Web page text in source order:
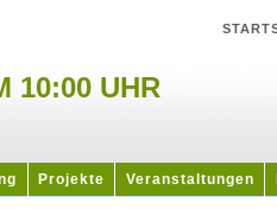
10:00 UHR
Projekte Veranstaltungen